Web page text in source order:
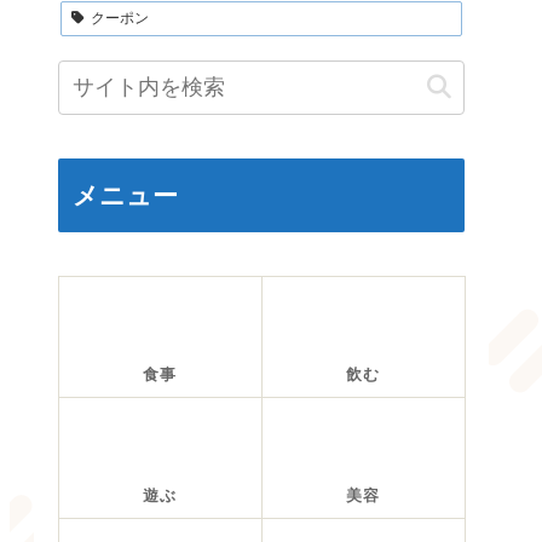
クーポン
メニュー
食事 飲む
遊ぶ 美容